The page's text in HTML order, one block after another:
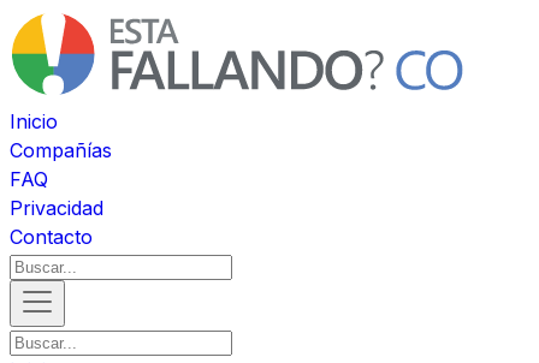
Inicio
Compañías
FAQ
Privacidad
Contacto